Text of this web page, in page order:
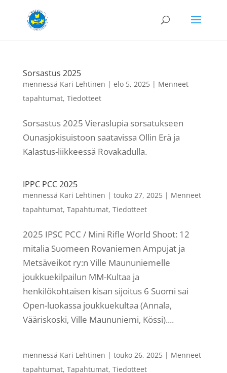
Sorsastus 2025
mennessä Kari Lehtinen | elo 5, 2025| Menneet
tapahtumat, Tiedotteet
Sorsastus 2025 Vieraslupia sorsatukseen
Ounasjokisuistoon saatavissa Ollin Erä ja
Kalastus-liikkeessä Rovakadulla.
IPPC PCC 2025
mennessä Kari Lehtinen | touko 27, 2025| Menneet
tapahtumat, Tapahtumat, Tiedotteet
2025 IPSC PCC / Mini Rifle World Shoot: 12
mitalia Suomeen Rovaniemen Ampujat ja
Metsäveikot ry:n Ville Maununiemelle
joukkuekilpailun MM-Kultaa ja
henkilökohtaisen kisan sijoitus 6 Suomi sai
Open-luokassa joukkuekultaa (Annala,
Vääriskoski, Ville Maununiemi, Kössi)....
mennessä Kari Lehtinen | touko 26, 2025| Menneet
tapahtumat, Tapahtumat, Tiedotteet